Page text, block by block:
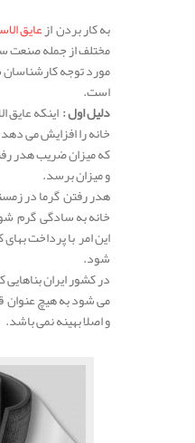
به کار بردن ازعایق
مختلف از جمله صنعت
مورد توجه
است.
دلیل اول :اینکه عایق
خانه را افزایش می
که میزان ضریب هدر
و میزان برسد.
هدر رفتن گرما در
خانه به سادگی گرم
این امر با پرداخت
شود.
در کشور ایران
می شود به هیچ عنوان
و اصلا بهینه نمی باشد.